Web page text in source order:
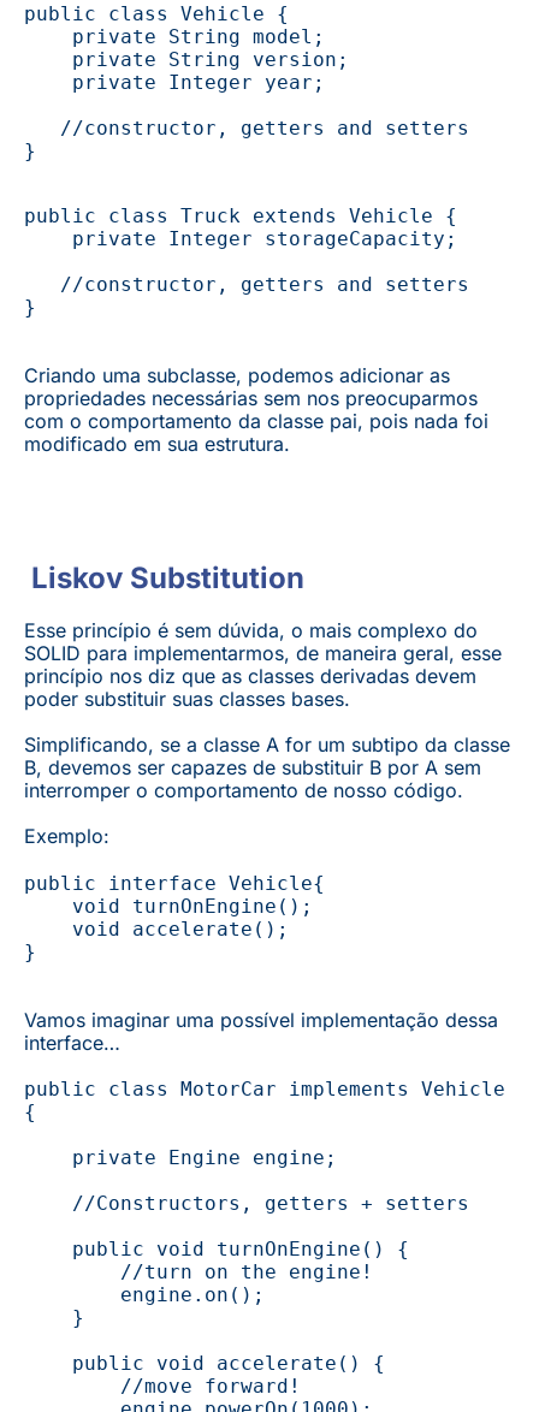
public class Vehicle {
    private String model;
    private String version;
    private Integer year;
   //constructor, getters and setters
}
public class Truck extends Vehicle {
    private Integer storageCapacity;
   //constructor, getters and setters
}
Criando uma subclasse, podemos adicionar as
propriedades necessárias sem nos preocuparmos
com o comportamento da classe pai, pois nada foi
modificado em sua estrutura.
Liskov Substitution
Esse princípio é sem dúvida, o mais complexo do
SOLID para implementarmos, de maneira geral, esse
princípio nos diz que as classes derivadas devem
poder substituir suas classes bases.
Simplificando, se a classe A for um subtipo da classe
B, devemos ser capazes de substituir B por A sem
interromper o comportamento de nosso código.
Exemplo:
public interface Vehicle{
    void
turnOnEngine () ;
    void
accelerate () ;
}
Vamos imaginar uma possível implementação dessa
interface…
public class MotorCar implements
Vehicle
{
    private
Engine engine;
    //Constructors, getters + setters
    public
void turnOnEngine ()
{
        //turn on the engine!
        engine.on();
    }
    public
void accelerate ()
{
        //move forward!